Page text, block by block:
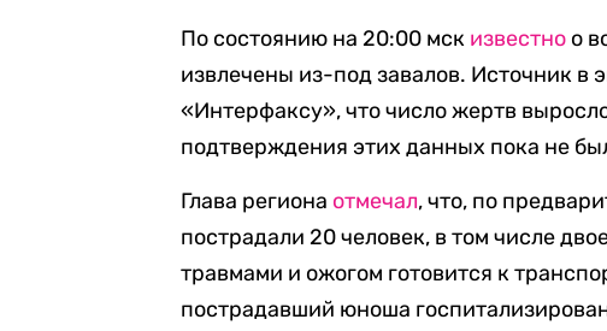
По состоянию на 20:00 мск известно о
извлечены из-под завалов. Источник в
«Интерфаксу», что число жертв
подтверждения этих данных пока не
Глава региона отмечал, что, по
пострадали 20 человек, в том числе
травмами и ожогом готовится к
пострадавший юноша